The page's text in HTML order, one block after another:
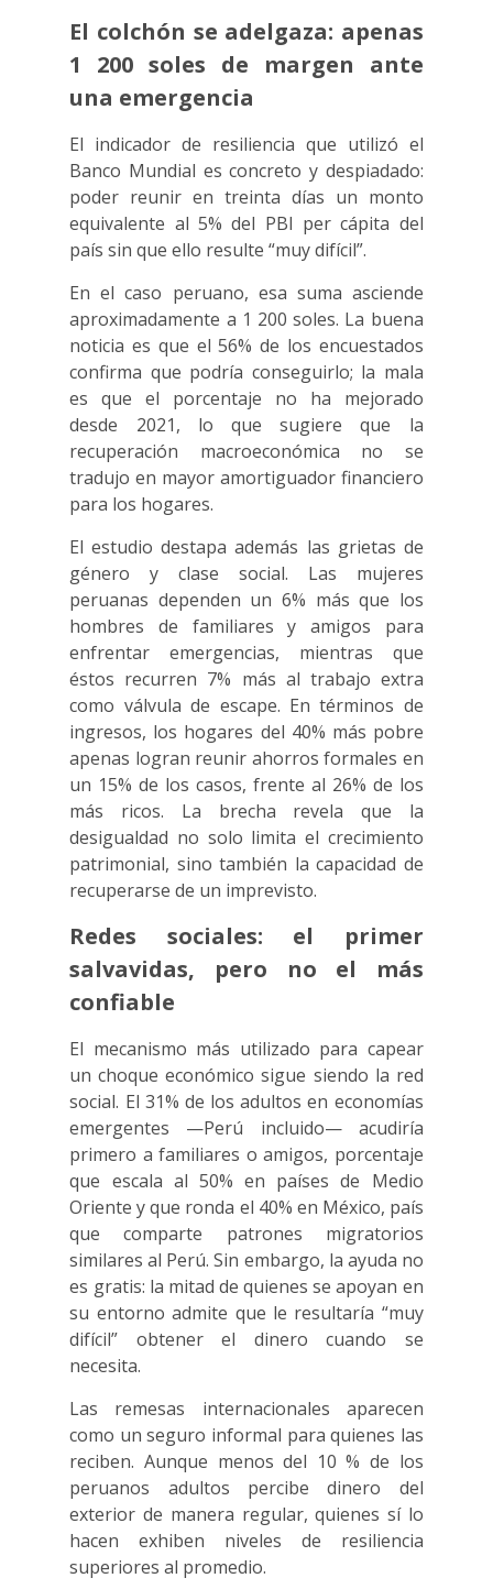
El colchón se adelgaza: apenas
1 200 soles de margen ante
una emergencia
El indicador de resiliencia que utilizó el
Banco Mundial es concreto y despiadado:
poder reunir en treinta días un monto
equivalente al 5% del PBI per cápita del
país sin que ello resulte “muy difícil”.
En el caso peruano, esa suma asciende
aproximadamente a 1 200 soles. La buena
noticia es que el 56% de los encuestados
confirma que podría conseguirlo; la mala
es que el porcentaje no ha mejorado
desde 2021, lo que sugiere que la
recuperación macroeconómica no se
tradujo en mayor amortiguador financiero
para los hogares.
El estudio destapa además las grietas de
género y clase social. Las mujeres
peruanas dependen un 6% más que los
hombres de familiares y amigos para
enfrentar emergencias, mientras que
éstos recurren 7% más al trabajo extra
como válvula de escape. En términos de
ingresos, los hogares del 40% más pobre
apenas logran reunir ahorros formales en
un 15% de los casos, frente al 26% de los
más ricos. La brecha revela que la
desigualdad no solo limita el crecimiento
patrimonial, sino también la capacidad de
recuperarse de un imprevisto.
Redes sociales: el primer
salvavidas, pero no el más
confiable
El mecanismo más utilizado para capear
un choque económico sigue siendo la red
social. El 31% de los adultos en economías
emergentes —Perú incluido— acudiría
primero a familiares o amigos, porcentaje
que escala al 50% en países de Medio
Oriente y que ronda el 40% en México, país
que comparte patrones migratorios
similares al Perú. Sin embargo, la ayuda no
es gratis: la mitad de quienes se apoyan en
su entorno admite que le resultaría “muy
difícil” obtener el dinero cuando se
necesita.
Las remesas internacionales aparecen
como un seguro informal para quienes las
reciben. Aunque menos del 10 % de los
peruanos adultos percibe dinero del
exterior de manera regular, quienes sí lo
hacen exhiben niveles de resiliencia
superiores al promedio.